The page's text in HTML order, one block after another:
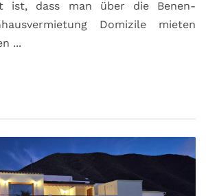
ist, dass man über die Benen-
Domizile mieten
...